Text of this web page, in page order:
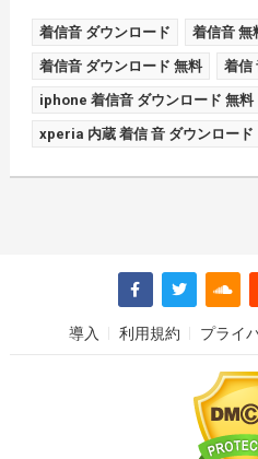
着信音 ダウンロード 着信音 無
着信音 ダウンロード 無料 着信
iphone 着信音 ダウンロード 無料
xperia 内蔵 着信 音 ダウンロード
導入 利用規約 プライ